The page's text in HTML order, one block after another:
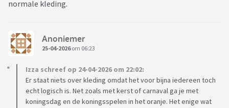
normale kleding.
Anoniemer
25-04-2026om 06:23
Izza schreef op 24-04-2026 om 22:02:
Er staat niets over kleding omdat het voor bijna iedereen toch
echt logisch is. Net zoals met kerst of carnaval ga je met
koningsdag en de koningsspelen in het oranje. Het enige wat